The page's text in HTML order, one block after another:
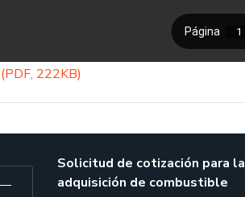
222KB)
Solicitud de cotización para la
adquisición de combustible